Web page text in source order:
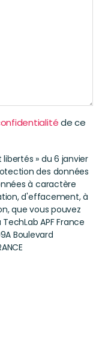
de ce
» du 6 janvier
des données
à caractère
d'effacement, à
que vous pouvez
APF France
Boulevard